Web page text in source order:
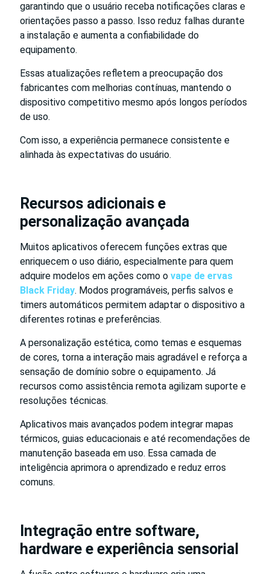
garantindo que o usuário receba notificações claras e
orientações passo a passo. Isso reduz falhas durante
a instalação e aumenta a confiabilidade do
equipamento.
Essas atualizações refletem a preocupação dos
fabricantes com melhorias contínuas, mantendo o
dispositivo competitivo mesmo após longos períodos
de uso.
Com isso, a experiência permanece consistente e
alinhada às expectativas do usuário.
Recursos adicionais e
personalização avançada
Muitos aplicativos oferecem funções extras que
enriquecem o uso diário, especialmente para quem
adquire modelos em ações como o vape de ervas
Black Friday. Modos programáveis, perfis salvos e
timers automáticos permitem adaptar o dispositivo a
diferentes rotinas e preferências.
A personalização estética, como temas e esquemas
de cores, torna a interação mais agradável e reforça a
sensação de domínio sobre o equipamento. Já
recursos como assistência remota agilizam suporte e
resoluções técnicas.
Aplicativos mais avançados podem integrar mapas
térmicos, guias educacionais e até recomendações de
manutenção baseada em uso. Essa camada de
inteligência aprimora o aprendizado e reduz erros
comuns.
Integração entre software,
hardware e experiência sensorial